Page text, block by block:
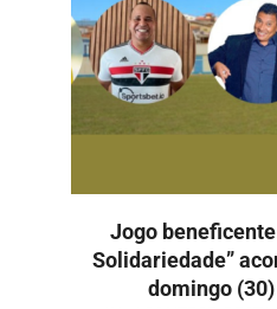
Jogo
Solidariedade”
domingo